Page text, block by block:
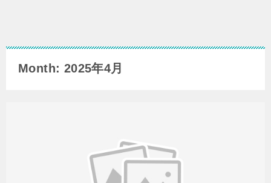
Month: 2025年4月